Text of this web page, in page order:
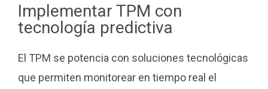
Implementar TPM con
tecnología predictiva
El TPM se potencia con soluciones tecnológicas
que permiten monitorear en tiempo real el